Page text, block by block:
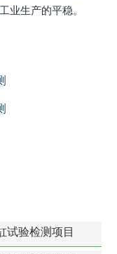
业生产的平稳。
试验检测项目